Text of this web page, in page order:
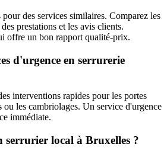
des services similaires. Comparez les
prestations et les avis clients.
offre un bon rapport qualité-prix.
d'urgence en serrurerie
interventions rapides pour les portes
ou les cambriolages. Un service d'urgence
immédiate.
local à Bruxelles ?